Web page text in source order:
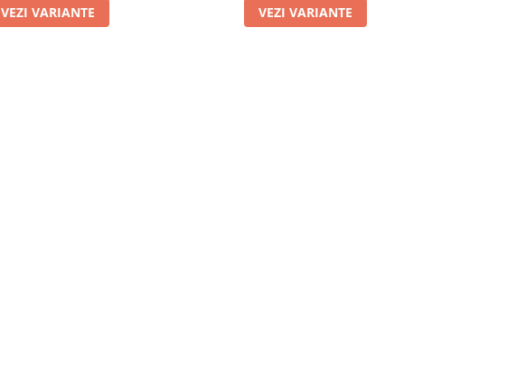
VEZI VARIANTE VEZI VARIANTE